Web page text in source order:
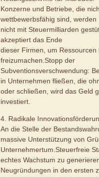
Konzerne und Betriebe, die
wettbewerbsfähig sind, werden
nicht mit Steuermilliarden
akzeptiert das Ende
dieser Firmen, um Ressourcen
freizumachen.Stopp der
Subventionsverschwendung:
in Unternehmen fließen, die
oder schließen, wird das Geld
investiert.
4. Radikale
An die Stelle der
massive Unterstützung von
Unternehmertum.Steuerfreie
echtes Wachstum zu
Neugründungen in den ersten